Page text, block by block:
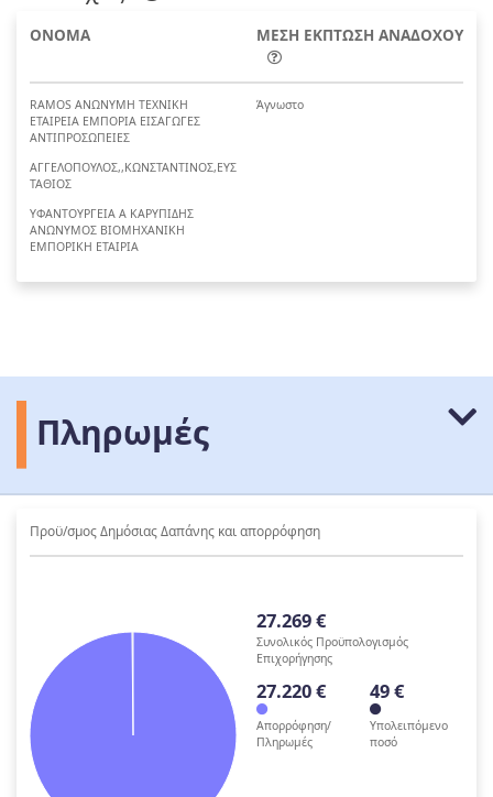
ΟΝΟΜΑ ΜΕΣΗ ΕΚΠΤΩΣΗ ΑΝΑΔΟΧΟΥ
RAMOS ΑΝΩΝΥΜΗ ΤΕΧΝΙΚΗ
ΕΤΑΙΡΕΙΑ ΕΜΠΟΡΙΑ ΕΙΣΑΓΩΓΕΣ
ΑΝΤΙΠΡΟΣΩΠΕΙΕΣ
Άγνωστο
ΑΓΓΕΛΟΠΟΥΛΟΣ,,ΚΩΝΣΤΑΝΤΙΝΟΣ,ΕΥΣ
ΤΑΘΙΟΣ
ΥΦΑΝΤΟΥΡΓΕΙΑ Α ΚΑΡΥΠΙΔΗΣ
ΑΝΩΝΥΜΟΣ ΒΙΟΜΗΧΑΝΙΚΗ
ΕΜΠΟΡΙΚΗ ΕΤΑΙΡΙΑ
Πληρωμές
Προϋ/σμος Δημόσιας Δαπάνης και απορρόφηση
27.269 €
Συνολικός Προϋπολογισμός
Επιχορήγησης
27.220 €
Απορρόφηση/
Πληρωμές
49 €
Υπολειπόμενο
ποσό